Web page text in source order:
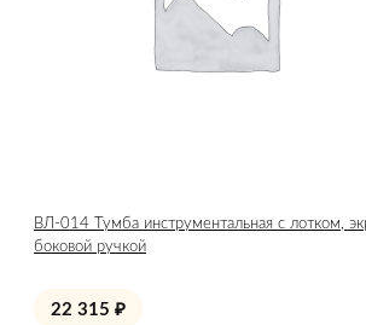
ВЛ-014 Тумба инструментальная с лотком,
боковой ручкой
22 315 ₽